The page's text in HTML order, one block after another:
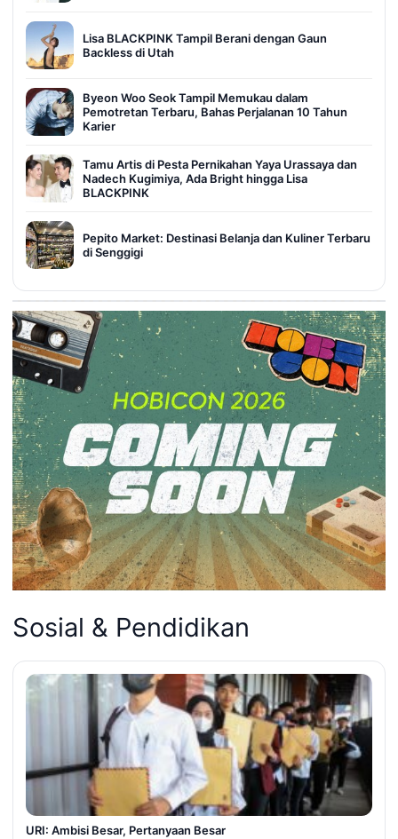
Lisa BLACKPINK Tampil Berani dengan Gaun
Backless di Utah
Byeon Woo Seok Tampil Memukau dalam
Pemotretan Terbaru, Bahas Perjalanan 10 Tahun
Karier
Tamu Artis di Pesta Pernikahan Yaya Urassaya dan
Nadech Kugimiya, Ada Bright hingga Lisa
BLACKPINK
Pepito Market: Destinasi Belanja dan Kuliner Terbaru
di Senggigi
Sosial & Pendidikan
URI: Ambisi Besar, Pertanyaan Besar